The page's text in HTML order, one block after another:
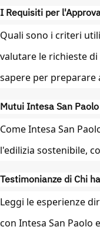
I Requisiti per
Quali sono i criteri
valutare le richieste
sapere per preparare
Mutui Intesa San
Come Intesa San
l'edilizia sostenibile,
Testimonianze di Chi
Leggi le esperienze
con Intesa San Paolo